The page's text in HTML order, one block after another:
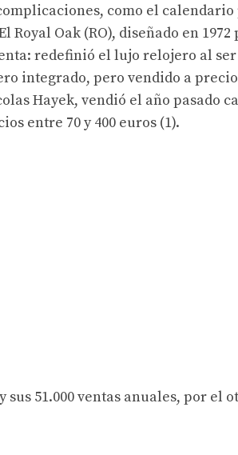
como el
Royal Oak (RO), diseñado en
redefinió el lujo relojero al
integrado, pero vendido a
Hayek, vendió el año pasado
entre 70 y 400 euros (1).
51.000 ventas anuales, por el